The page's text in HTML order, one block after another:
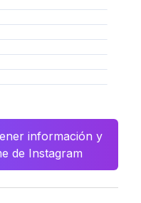
información y
de Instagram